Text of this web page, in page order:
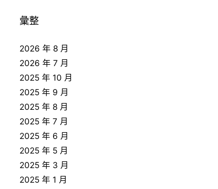
彙整
2026 年 8 月
2026 年 7 月
2025 年 10 月
2025 年 9 月
2025 年 8 月
2025 年 7 月
2025 年 6 月
2025 年 5 月
2025 年 3 月
2025 年 1 月